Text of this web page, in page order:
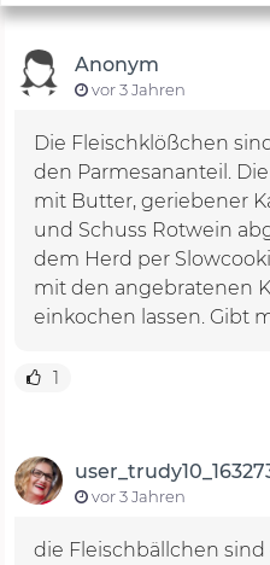
Anonym
vor 3 Jahren
Die Fleischklößchen
den Parmesananteil.
mit Butter, geriebener
und Schuss Rotwein
dem Herd per
mit den angebratenen
einkochen lassen. Gibt
1
vor 3 Jahren
die Fleischbällchen